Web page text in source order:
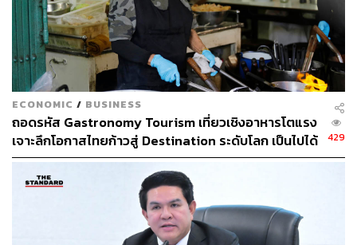
Sandbox พำนักและท่องเที่ยวในพื้นที่ที่กำหนดเป็นเวลา
7 วัน และ Alternative Quarantine (AQ) เข้าพักใน
โรงแรม AQ หรือสถานที่ที่ราชการกำหนด เป็นเวลา 5-
7 วัน
เงื่อนไขการเข้า-ออกประเทศ อาจจะเปลี่ยนแปลงตลอด
เวลา แนะนำให้ติดตามข่าวสารข้อมูลจากสถานทูตและ
สถานกงสุลอยู่เสมอ
ภาพ:Shutterstock
นักท่องเที่ยว การท่องเที่ยว
Cracked
การเปิดประเทศ
ECONOMIC / BUSINESS
ถอดรหัส Gastronomy Tourism เที่ยวเชิงอาหารโตแรง
เจาะลึกโอกาสไทยก้าวสู่ Destination ระดับโลก เป็นไปได้
แค่ไหน
429